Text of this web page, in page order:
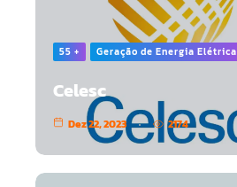
55 + Geração de Energia Elétrica
Celesc
Dez 22, 2023 2174